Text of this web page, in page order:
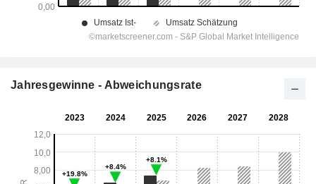
Jahresgewinne - Abweichungsrate